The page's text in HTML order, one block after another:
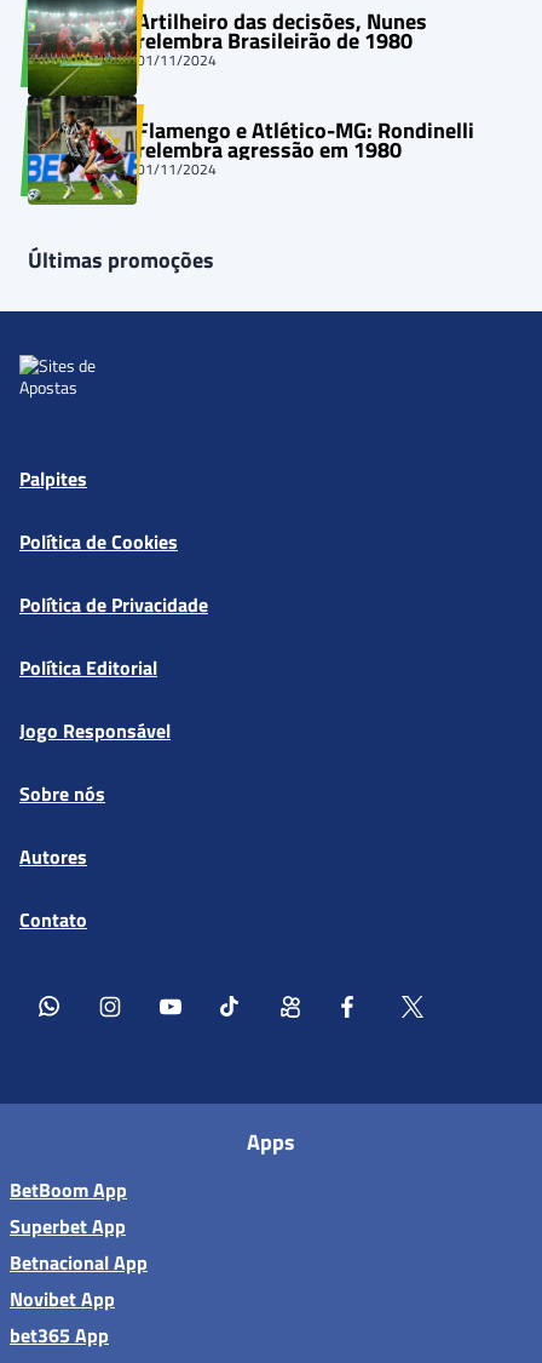
Artilheiro das decisões, Nunes
relembra Brasileirão de 1980
01/11/2024
Flamengo e Atlético-MG: Rondinelli
relembra agressão em 1980
01/11/2024
Últimas promoções
Palpites
Política de Cookies
Política de Privacidade
Política Editorial
Jogo Responsável
Sobre nós
Autores
Contato
Apps
BetBoom App
Superbet App
Betnacional App
Novibet App
bet365 App